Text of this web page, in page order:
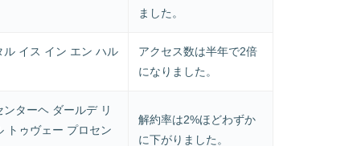
ました。
イス イン エン ハル
アクセス数は半年で2倍
になりました。
ターヘ ダールデ リ
トゥヴェー プロセン
解約率は2%ほどわずか
に下がりました。